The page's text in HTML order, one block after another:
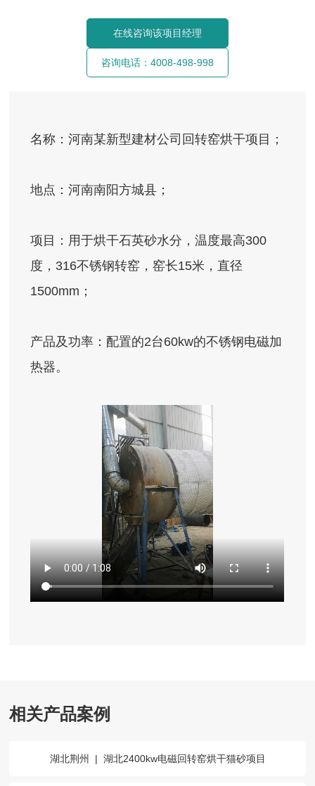
在线咨询该项目经理
咨询电话：4008-498-998
名称：河南某新型建材公司回转窑烘干项目；
地点：河南南阳方城县；
项目：用于烘干石英砂水分，温度最高300
度，316不锈钢转窑，窑长15米，直径
1500mm；
产品及功率：配置的2台60kw的不锈钢电磁加
热器。
相关产品案例
湖北荆州 | 湖北2400kw电磁回转窑烘干猫砂项目